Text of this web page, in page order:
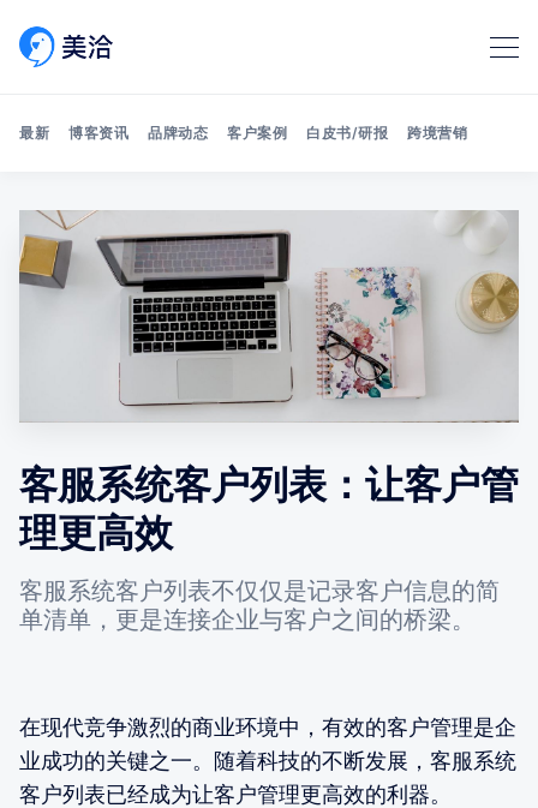
Search 美洽博客
最新 博客资讯 品牌动态 客户案例 白皮书/研报 跨境营销
客服系统客户列表：让客户管
理更高效
客服系统客户列表不仅仅是记录客户信息的简
单清单，更是连接企业与客户之间的桥梁。
在现代竞争激烈的商业环境中，有效的客户管理是企
业成功的关键之一。随着科技的不断发展，客服系统
客户列表已经成为让客户管理更高效的利器。